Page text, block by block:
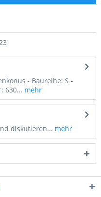
- Baureihe: S -
630... mehr
diskutieren... mehr